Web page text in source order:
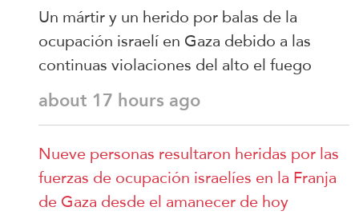
Un mártir y un herido por balas de la
ocupación israelí en Gaza debido a las
continuas violaciones del alto el fuego
about 17 hours ago
Nueve personas resultaron heridas por las
fuerzas de ocupación israelíes en la Franja
de Gaza desde el amanecer de hoy